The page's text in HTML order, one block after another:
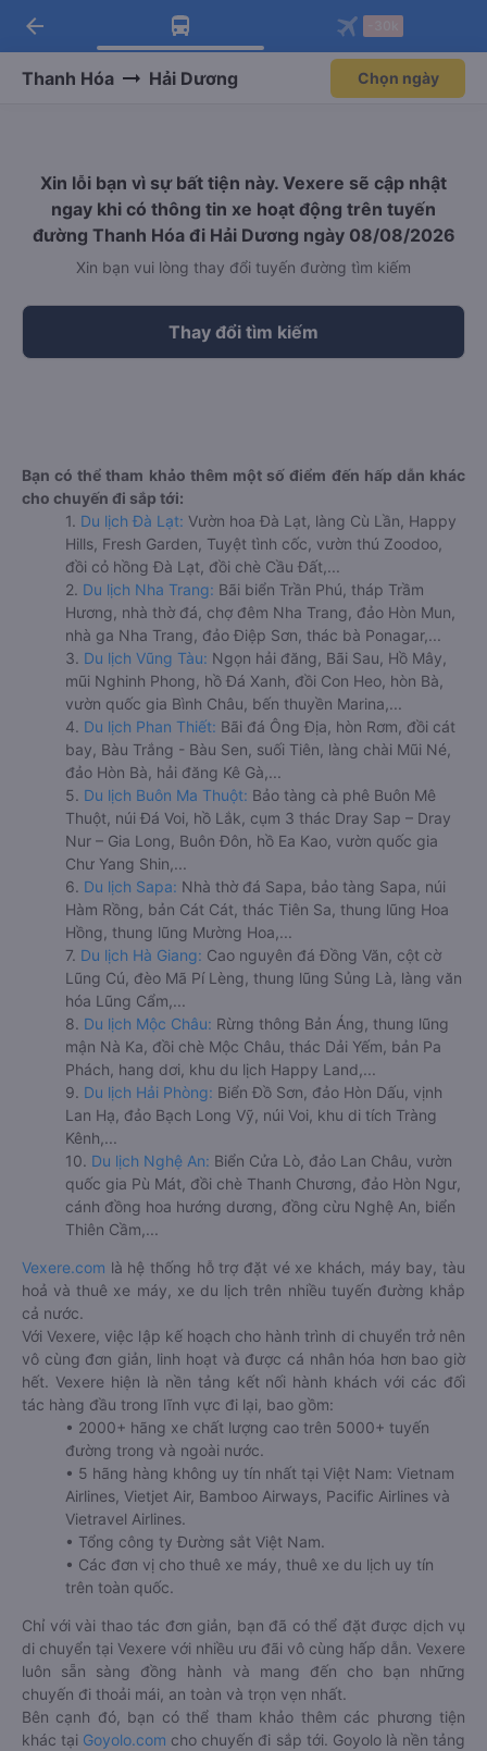
Tải app Vexere ngay!
Nhận ưu đãi thành viên độc
Mở app
Tải app Vexere
-30k/ghế khi đặt vé máy bay qua
Mở app
arrow_back
Thanh Hóa Hải Dương Chọn ngày
Xin lỗi bạn vì sự bất tiện này. Vexere sẽ cập nhật
ngay khi có thông tin xe hoạt động trên tuyến
đường Thanh Hóa đi Hải Dương ngày 08/08/2026
Xin bạn vui lòng thay đổi tuyến đường tìm kiếm
Thay đổi tìm kiếm
Bạn có thể tham khảo thêm một số điểm đến hấp dẫn khác
cho chuyến đi sắp tới:
1. Du lịch Đà Lạt: Vườn hoa Đà Lạt, làng Cù Lần, Happy
Hills, Fresh Garden, Tuyệt tình cốc, vườn thú Zoodoo,
đồi cỏ hồng Đà Lạt, đồi chè Cầu Đất,...
2. Du lịch Nha Trang: Bãi biển Trần Phú, tháp Trầm
Hương, nhà thờ đá, chợ đêm Nha Trang, đảo Hòn Mun,
nhà ga Nha Trang, đảo Điệp Sơn, thác bà Ponagar,...
3. Du lịch Vũng Tàu: Ngọn hải đăng, Bãi Sau, Hồ Mây,
mũi Nghinh Phong, hồ Đá Xanh, đồi Con Heo, hòn Bà,
vườn quốc gia Bình Châu, bến thuyền Marina,...
4. Du lịch Phan Thiết: Bãi đá Ông Địa, hòn Rơm, đồi cát
bay, Bàu Trắng - Bàu Sen, suối Tiên, làng chài Mũi Né,
đảo Hòn Bà, hải đăng Kê Gà,...
5. Du lịch Buôn Ma Thuột: Bảo tàng cà phê Buôn Mê
Thuột, núi Đá Voi, hồ Lắk, cụm 3 thác Dray Sap – Dray
Nur – Gia Long, Buôn Đôn, hồ Ea Kao, vườn quốc gia
Chư Yang Shin,...
6. Du lịch Sapa: Nhà thờ đá Sapa, bảo tàng Sapa, núi
Hàm Rồng, bản Cát Cát, thác Tiên Sa, thung lũng Hoa
Hồng, thung lũng Mường Hoa,...
7. Du lịch Hà Giang: Cao nguyên đá Đồng Văn, cột cờ
Lũng Cú, đèo Mã Pí Lèng, thung lũng Sủng Là, làng văn
hóa Lũng Cẩm,...
8. Du lịch Mộc Châu: Rừng thông Bản Áng, thung lũng
mận Nà Ka, đồi chè Mộc Châu, thác Dải Yếm, bản Pa
Phách, hang dơi, khu du lịch Happy Land,...
9. Du lịch Hải Phòng: Biển Đồ Sơn, đảo Hòn Dấu, vịnh
Lan Hạ, đảo Bạch Long Vỹ, núi Voi, khu di tích Tràng
Kênh,...
10. Du lịch Nghệ An: Biển Cửa Lò, đảo Lan Châu, vườn
quốc gia Pù Mát, đồi chè Thanh Chương, đảo Hòn Ngư,
cánh đồng hoa hướng dương, đồng cừu Nghệ An, biển
Thiên Cầm,...
Vexere.com là hệ thống hỗ trợ đặt vé xe khách, máy bay, tàu
hoả và thuê xe máy, xe du lịch trên nhiều tuyến đường khắp
cả nước.
Với Vexere, việc lập kế hoạch cho hành trình di chuyển trở nên
vô cùng đơn giản, linh hoạt và được cá nhân hóa hơn bao giờ
hết. Vexere hiện là nền tảng kết nối hành khách với các đối
tác hàng đầu trong lĩnh vực đi lại, bao gồm:
• 2000+ hãng xe chất lượng cao trên 5000+ tuyến
đường trong và ngoài nước.
• 5 hãng hàng không uy tín nhất tại Việt Nam: Vietnam
Airlines, Vietjet Air, Bamboo Airways, Pacific Airlines và
Vietravel Airlines.
• Tổng công ty Đường sắt Việt Nam.
• Các đơn vị cho thuê xe máy, thuê xe du lịch uy tín
trên toàn quốc.
Chỉ với vài thao tác đơn giản, bạn đã có thể đặt được dịch vụ
di chuyển tại Vexere với nhiều ưu đãi vô cùng hấp dẫn. Vexere
luôn sẵn sàng đồng hành và mang đến cho bạn những
chuyến đi thoải mái, an toàn và trọn vẹn nhất.
Bên cạnh đó, bạn có thể tham khảo thêm các phương tiện
khác tại Goyolo.com cho chuyến đi sắp tới. Goyolo là nền tảng